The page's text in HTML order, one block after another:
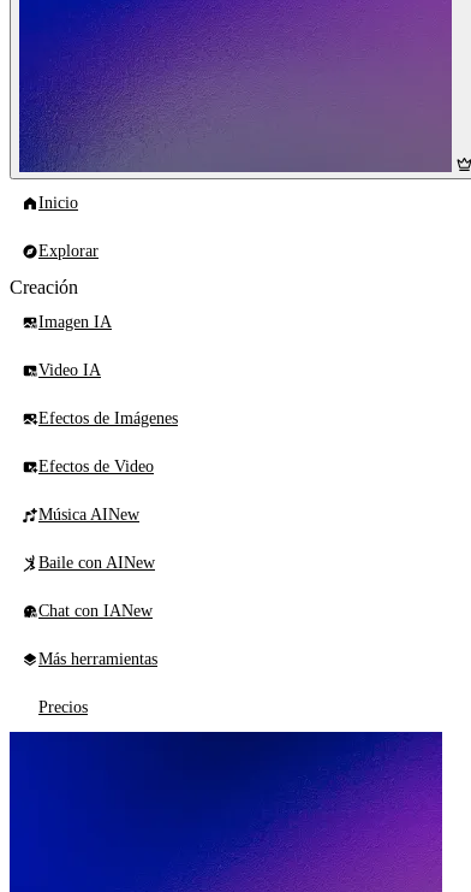
Inicio
Explorar
Creación
Imagen IA
Video IA
Efectos de Imágenes
Efectos de Video
Música AINew
Baile con AINew
Chat con IANew
Más herramientas
Precios